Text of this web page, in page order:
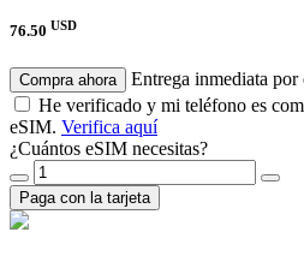
76.50 USD
Compra ahora
Entrega inmediata
He verificado y mi teléfono es
eSIM. Verifica aquí
¿Cuántos eSIM necesitas?
Paga con la tarjeta